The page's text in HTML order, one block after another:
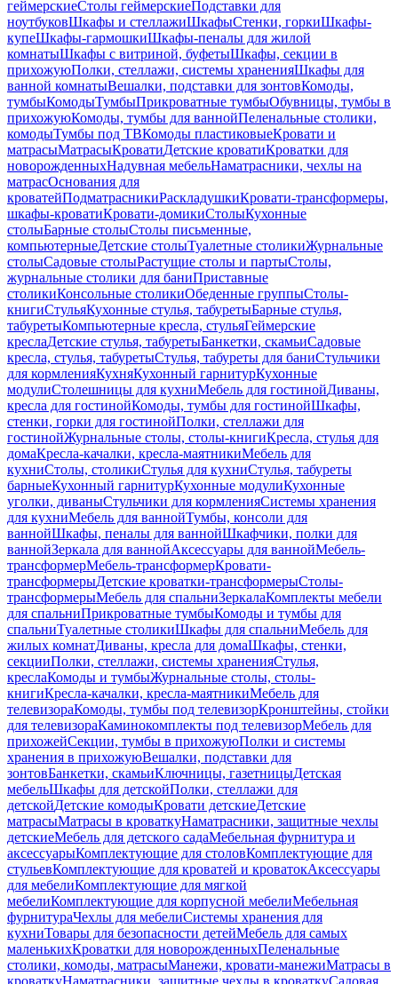
геймерскиеСтолы геймерскиеПодставки для
ноутбуковШкафы и стеллажиШкафыСтенки, горкиШкафы-
купеШкафы-гармошкиШкафы-пеналы для жилой
комнатыШкафы с витриной, буфетыШкафы, секции в
прихожуюПолки, стеллажи, системы храненияШкафы для
ванной комнатыВешалки, подставки для зонтовКомоды,
тумбыКомодыТумбыПрикроватные тумбыОбувницы, тумбы в
прихожуюКомоды, тумбы для ваннойПеленальные столики,
комодыТумбы под ТВКомоды пластиковыеКровати и
матрасыМатрасыКроватиДетские кроватиКроватки для
новорожденныхНадувная мебельНаматрасники, чехлы на
матрасОснования для
кроватейПодматрасникиРаскладушкиКровати-трансформеры,
шкафы-кроватиКровати-домикиСтолыКухонные
столыБарные столыСтолы письменные,
компьютерныеДетские столыТуалетные столикиЖурнальные
столыСадовые столыРастущие столы и партыСтолы,
журнальные столики для баниПриставные
столикиКонсольные столикиОбеденные группыСтолы-
книгиСтульяКухонные стулья, табуретыБарные стулья,
табуретыКомпьютерные кресла, стульяГеймерские
креслаДетские стулья, табуретыБанкетки, скамьиСадовые
кресла, стулья, табуретыСтулья, табуреты для баниСтульчики
для кормленияКухняКухонный гарнитурКухонные
модулиСтолешницы для кухниМебель для гостинойДиваны,
кресла для гостинойКомоды, тумбы для гостинойШкафы,
стенки, горки для гостинойПолки, стеллажи для
гостинойЖурнальные столы, столы-книгиКресла, стулья для
домаКресла-качалки, кресла-маятникиМебель для
кухниСтолы, столикиСтулья для кухниСтулья, табуреты
барныеКухонный гарнитурКухонные модулиКухонные
уголки, диваныСтульчики для кормленияСистемы хранения
для кухниМебель для ваннойТумбы, консоли для
ваннойШкафы, пеналы для ваннойШкафчики, полки для
ваннойЗеркала для ваннойАксессуары для ваннойМебель-
трансформерМебель-трансформерКровати-
трансформерыДетские кроватки-трансформерыСтолы-
трансформерыМебель для спальниЗеркалаКомплекты мебели
для спальниПрикроватные тумбыКомоды и тумбы для
спальниТуалетные столикиШкафы для спальниМебель для
жилых комнатДиваны, кресла для домаШкафы, стенки,
секцииПолки, стеллажи, системы храненияСтулья,
креслаКомоды и тумбыЖурнальные столы, столы-
книгиКресла-качалки, кресла-маятникиМебель для
телевизораКомоды, тумбы под телевизорКронштейны, стойки
для телевизораКаминокомплекты под телевизорМебель для
прихожейСекции, тумбы в прихожуюПолки и системы
хранения в прихожуюВешалки, подставки для
зонтовБанкетки, скамьиКлючницы, газетницыДетская
мебельШкафы для детскойПолки, стеллажи для
детскойДетские комодыКровати детскиеДетские
матрасыМатрасы в кроваткуНаматрасники, защитные чехлы
детскиеМебель для детского садаМебельная фурнитура и
аксессуарыКомплектующие для столовКомплектующие для
стульевКомплектующие для кроватей и кроватокАксессуары
для мебелиКомплектующие для мягкой
мебелиКомплектующие для корпусной мебелиМебельная
фурнитураЧехлы для мебелиСистемы хранения для
кухниТовары для безопасности детейМебель для самых
маленькихКроватки для новорожденныхПеленальные
столики, комоды, матрасыМанежи, кровати-манежиМатрасы в
кроваткуНаматрасники, защитные чехлы в кроваткуСадовая